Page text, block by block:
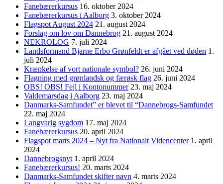
Fanebærerkursus 16. oktober 2024
Fanebærerkursus i Aalborg 3. oktober 2024
Flagspot August 2024 21. august 2024
Forslag om lov om Dannebrog 21. august 2024
NEKROLOG 7. juli 2024
Landsformand Bjarne Erbo Grønfeldt er afgået ved døden 1.
juli 2024
Krænkelse af vort nationale symbol? 26. juni 2024
Flagning med grønlandsk og færøsk flag 26. juni 2024
OBS! OBS! Fejl i Kontonummer 23. maj 2024
Valdemarsdag i Aalborg 23. maj 2024
Danmarks-Samfundet” er blevet til “Dannebrogs-Samfundet
22. maj 2024
Langvarig sygdom 17. maj 2024
Fanebærerkursus 20. april 2024
Flagspot marts 2024 – Nyt fra Nationalt Videncenter 1. april
2024
Dannebrogsnyt 1. april 2024
Fanebærerkursus! 20. marts 2024
Danmarks-Samfundet skifter navn 4. marts 2024